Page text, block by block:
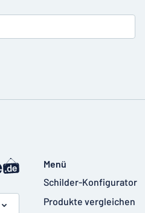
Menü
Schilder-Konfigurator
Produkte vergleichen